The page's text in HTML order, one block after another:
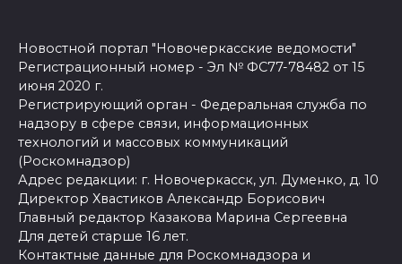
Новостной портал "Новочеркасские ведомости"
Регистрационный номер - Эл № ФС77-78482 от 15
июня 2020 г.
Регистрирующий орган - Федеральная служба по
надзору в сфере связи, информационных
технологий и массовых коммуникаций
(Роскомнадзор)
Адрес редакции: г. Новочеркасск, ул. Думенко, д. 10
Директор Хвастиков Александр Борисович
Главный редактор Казакова Марина Сергеевна
Для детей старше 16 лет.
Контактные данные для Роскомнадзора и